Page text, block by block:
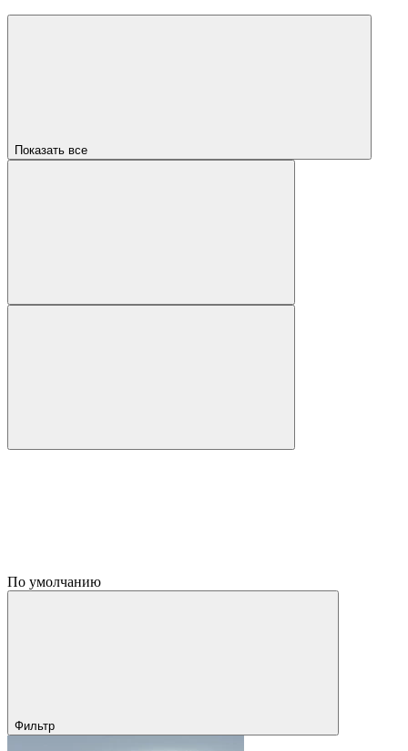
Показать все
По умолчанию
Фильтр